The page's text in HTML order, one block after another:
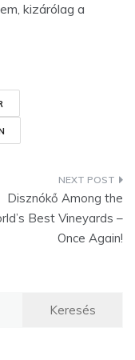
kizárólag a
Disznókő Among the
Best Vineyards –
Once Again!